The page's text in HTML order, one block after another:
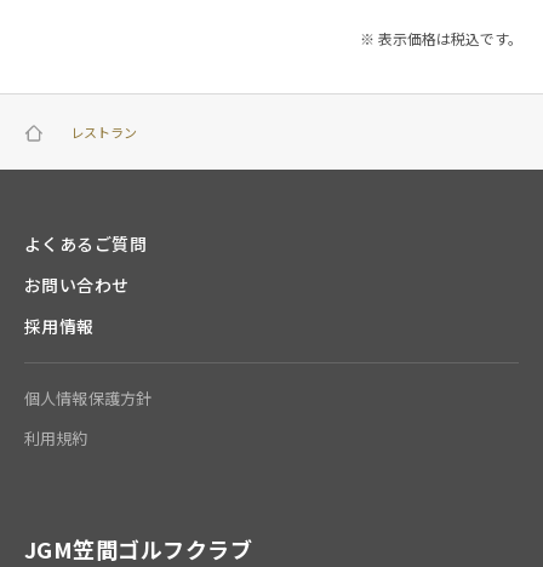
※ 表示価格は税込です。
レストラン
よくあるご質問
お問い合わせ
採用情報
個人情報保護方針
利用規約
JGM笠間ゴルフクラブ